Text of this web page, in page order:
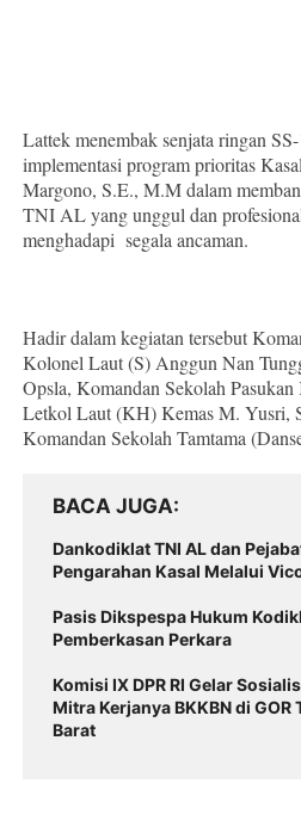
Lattek menembak senjata ringan
implementasi program prioritas
Margono, S.E., M.M dalam
TNI AL yang unggul dan
menghadapi segala ancaman.
Hadir dalam kegiatan tersebut
Kolonel Laut (S) Anggun Nan
Opsla, Komandan Sekolah
Letkol Laut (KH) Kemas M. Yusri,
Komandan Sekolah Tamtama
BACA JUGA
Dankodiklat TNI AL dan
Pengarahan Kasal Melalui
Pasis Dikspespa Hukum
Pemberkasan Perkara
Komisi IX DPR RI Gelar
Mitra Kerjanya BKKBN di
Barat